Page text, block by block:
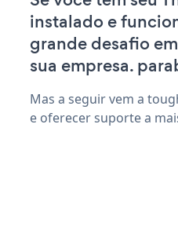
instalado e
grande desafio
sua empresa.
Mas a seguir vem a
e oferecer suporte a